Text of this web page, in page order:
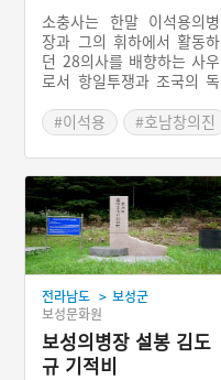
소충사는 한말 이석용의병
장과 그의 휘하에서 활동하
던 28의사를 배향하는 사우
로서 항일투쟁과 조국의 독
열사의 호국정신을 계승하
기 위한 곳이다. 이석용의병
장은 1907년 임실 마이산에
서 의병을 일으켜 기삼연 의
병부대와 통합하여 호남창
의진을 편성하였다. 그 후
기삼연이 순국하자 대장으
로 추대되어 남원‧전주 등
지에서 일본군과 수차례 접
전하여 많은 전과를 얻었다.
#이석용
#호남창의진
#28용사
#기삼연 의병부대
전라남도 > 보성군
보성문화원
보성의병장 설봉 김도
규 기적비